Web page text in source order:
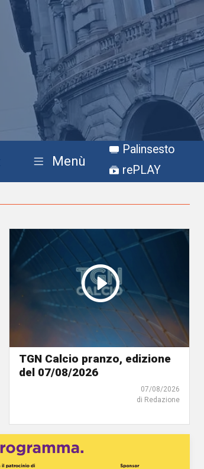
Menù
Palinsesto
rePLAY
TGN Calcio pranzo, edizione
del 07/08/2026
07/08/2026
di Redazione